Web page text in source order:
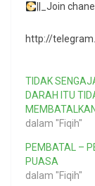
||_Join
http://
TIDAK
DARAH ITU
dalam "Fiqih"
PEMBATAL –
PUASA
dalam "Fiqih"